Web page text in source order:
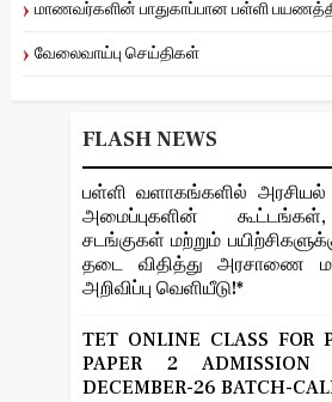
மாணவர்களின் பாதுகாப்பான பள்ளி
வேலைவாய்பு செய்திகள்
FLASH NEWS
பள்ளி வளாகங்களில்
அமைப்புகளின்
சடங்குகள் மற்றும்
தடை விதித்து அரசாணை
அறிவிப்பு வெளியீடு!*
TET ONLINE CLASS FOR
PAPER 2 ADMISSION
DECEMBER-26 BATCH-